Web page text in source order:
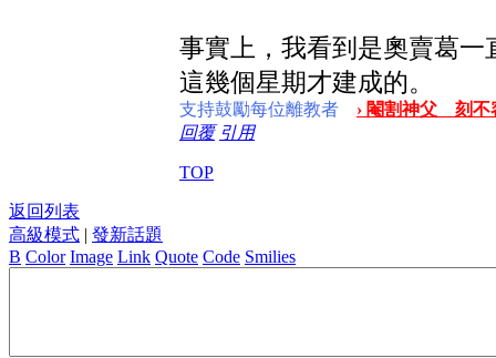
事實上，我看到是奧賣葛
這幾個星期才建成的。
支持鼓勵每位離教者
› 閹割神父 刻不
回覆 引用
TOP
返回列表
高級模式 | 發新話題
B Color Image Link Quote Code Smilies